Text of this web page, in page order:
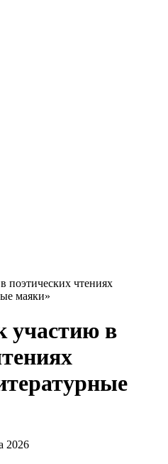
поэтических чтениях
маяки»
участию в
2026